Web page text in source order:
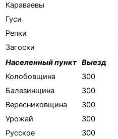
Караваевы
Гуси
Репки
Загоски
Населенный пункт Выезд
Колобовщина
300
Балезинщина
300
Вересниковщина
300
Урожай
300
Русское
300